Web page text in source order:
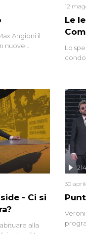
Angioni il
nuove
Le
12
Lo
e
- Ci si
alla
30